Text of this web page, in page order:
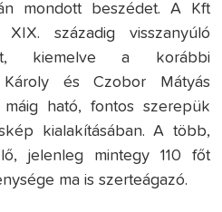
mondott beszédet. A Kft
századig visszanyúló
kiemelve a korábbi
Károly és Czobor Mátyás
ható, fontos szerepük
kialakításában. A több,
jelenleg mintegy 110 főt
ma is szerteágazó.